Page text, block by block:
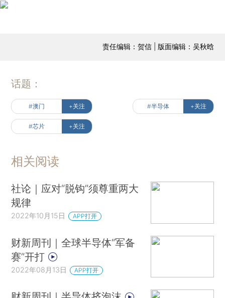
责任编辑：贺信 | 版面编辑：吴秋晗
话题：
#澳门 +关注 #半导体 +关注
#芯片 +关注
相关阅读
社论｜应对“脱钩”须尊重两大
规律
2022年10月15日 APP打开
财新周刊｜全球半导体“军备
赛”开打
2022年08月13日 APP打开